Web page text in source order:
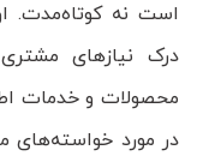
است نه کوتاه‌مدت.
درک نیازهای
محصولات و خدمات
در مورد خواسته‌های